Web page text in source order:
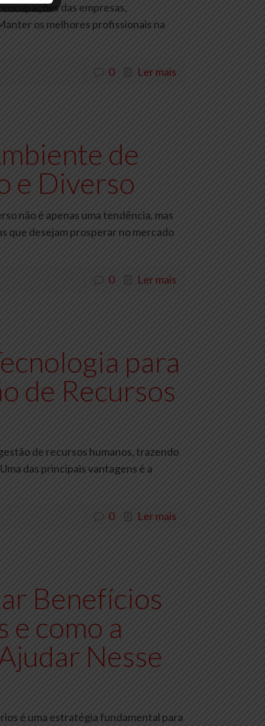
das empresas,
os melhores profissionais na
0 Ler mais
de
e Diverso
não é apenas uma tendência, mas
que desejam prosperar no mercado
0 Ler mais
para
de Recursos
de recursos humanos, trazendo
das principais vantagens é a
0 Ler mais
Benefícios
e como a
Nesse
é uma estratégia fundamental para